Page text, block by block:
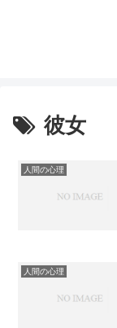
彼女
人間の心理
人間の心理